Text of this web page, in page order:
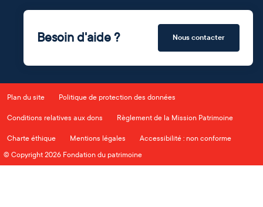
Besoin d'aide ? Nous contacter
Plan du site Politique de protection des données
Conditions relatives aux dons Règlement de la Mission Patrimoine
Charte éthique Mentions légales
Accessibilité : non conforme
© Copyright 2026 Fondation du patrimoine